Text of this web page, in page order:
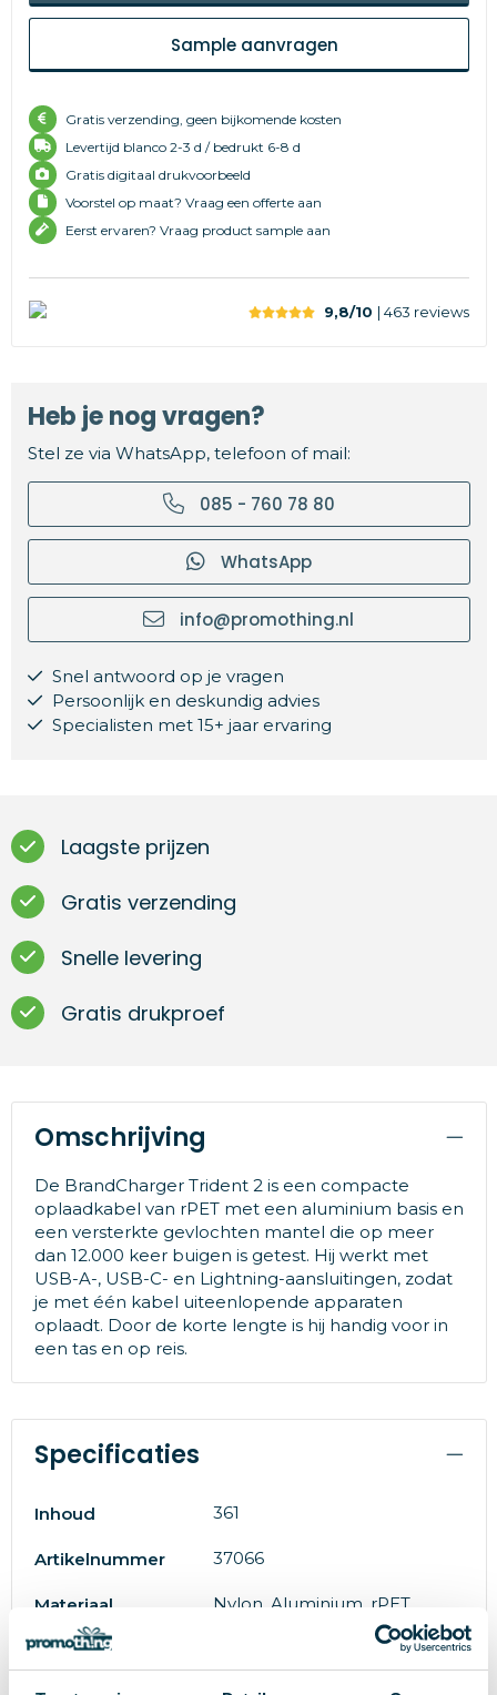
Sample aanvragen
Gratis verzending, geen bijkomende kosten
Levertijd blanco 2-3 d / bedrukt 6-8 d
Gratis digitaal drukvoorbeeld
Voorstel op maat? Vraag een offerte aan
Eerst ervaren? Vraag product sample aan
9,8/10 | 463 reviews
Heb je nog vragen?
Stel ze via WhatsApp, telefoon of mail:
085 - 760 78 80
WhatsApp
info@promothing.nl
Snel antwoord op je vragen
Persoonlijk en deskundig advies
Specialisten met 15+ jaar ervaring
Laagste prijzen
Gratis verzending
Snelle levering
Gratis drukproef
Omschrijving
De BrandCharger Trident 2 is een compacte
oplaadkabel van rPET met een aluminium basis en
een versterkte gevlochten mantel die op meer
dan 12.000 keer buigen is getest. Hij werkt met
USB-A-, USB-C- en Lightning-aansluitingen, zodat
je met één kabel uiteenlopende apparaten
oplaadt. Door de korte lengte is hij handig voor in
een tas en op reis.
Specificaties
Inhoud 361
Artikelnummer 37066
Materiaal Nylon, Aluminium, rPET
Maat